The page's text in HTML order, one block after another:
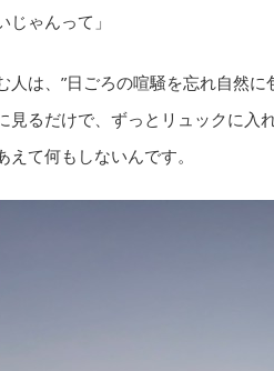
じゃんって」
人は、”日ごろの喧騒を忘れ自然
見るだけで、ずっとリュックに入
えて何もしないんです。